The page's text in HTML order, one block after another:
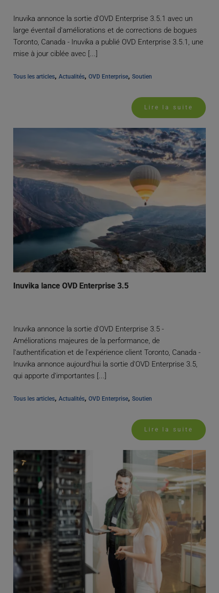
Inuvika annonce la sortie d'OVD Enterprise 3.5.1 avec un
large éventail d'améliorations et de corrections de bogues
Toronto, Canada - Inuvika a publié OVD Enterprise 3.5.1, une
mise à jour ciblée avec [...]
Tous les articles, Actualités, OVD Enterprise, Soutien
Lire la suite
Inuvika lance OVD Enterprise 3.5
Inuvika annonce la sortie d'OVD Enterprise 3.5 -
Améliorations majeures de la performance, de
l'authentification et de l'expérience client Toronto, Canada -
Inuvika annonce aujourd'hui la sortie d'OVD Enterprise 3.5,
qui apporte d'importantes [...]
Tous les articles, Actualités, OVD Enterprise, Soutien
Lire la suite